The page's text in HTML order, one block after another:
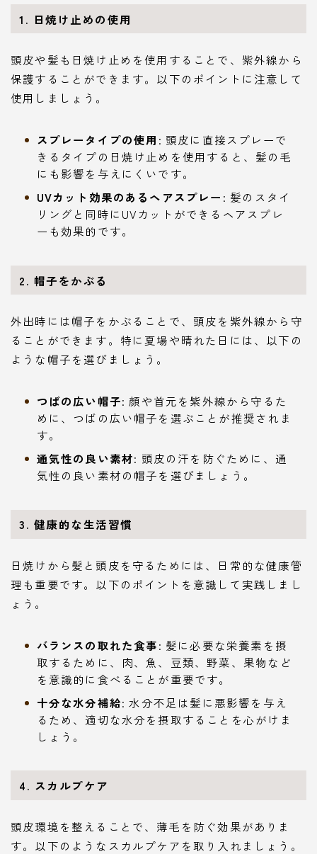
1. 日焼け止めの使用
頭皮や髪も日焼け止めを使用することで、紫外線から
保護することができます。以下のポイントに注意して
使用しましょう。
スプレータイプの使用 : 頭皮に直接スプレーで
きるタイプの日焼け止めを使用すると、髪の毛
にも影響を与えにくいです。
UVカット効果のあるヘアスプレー : 髪のスタイ
リングと同時にUVカットができるヘアスプレ
ーも効果的です。
2. 帽子をかぶる
外出時には帽子をかぶることで、頭皮を紫外線から守
ることができます。特に夏場や晴れた日には、以下の
ような帽子を選びましょう。
つばの広い帽子: 顔や首元を紫外線から守るた
めに、つばの広い帽子を選ぶことが推奨されま
す。
通気性の良い素材: 頭皮の汗を防ぐために、通
気性の良い素材の帽子を選びましょう。
3. 健康的な生活習慣
日焼けから髪と頭皮を守るためには、日常的な健康管
理も重要です。以下のポイントを意識して実践しまし
ょう。
バランスの取れた食事: 髪に必要な栄養素を摂
取するために、肉、魚、豆類、野菜、果物など
を意識的に食べることが重要です。
十分な水分補給: 水分不足は髪に悪影響を与え
るため、適切な水分を摂取することを心がけま
しょう。
4. スカルプケア
頭皮環境を整えることで、薄毛を防ぐ効果がありま
す。以下のようなスカルプケアを取り入れましょう。